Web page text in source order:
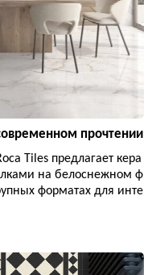
прочтении
Tiles предлагает кера
на белоснежном ф
форматах для инте